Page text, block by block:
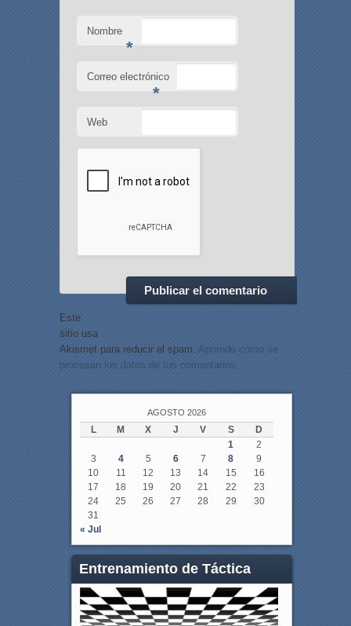
Nombre
*
Correo electrónico
*
Web
Este
sitio usa
Akismet para reducir el spam. Aprende cómo se
procesan los datos de tus comentarios.
AGOSTO 2026
L M X J V S
D
1
2
3
4 5 6 7 8
9
10
11 12 13 14 15
16
17
18 19 20 21 22
23
24
25 26 27 28 29
30
31
« Jul
Entrenamiento de Táctica